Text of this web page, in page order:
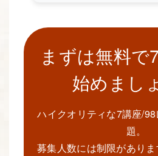
まずは無料で
始めまし
ハイクオリティな7講座/
題。
募集人数には制限があり